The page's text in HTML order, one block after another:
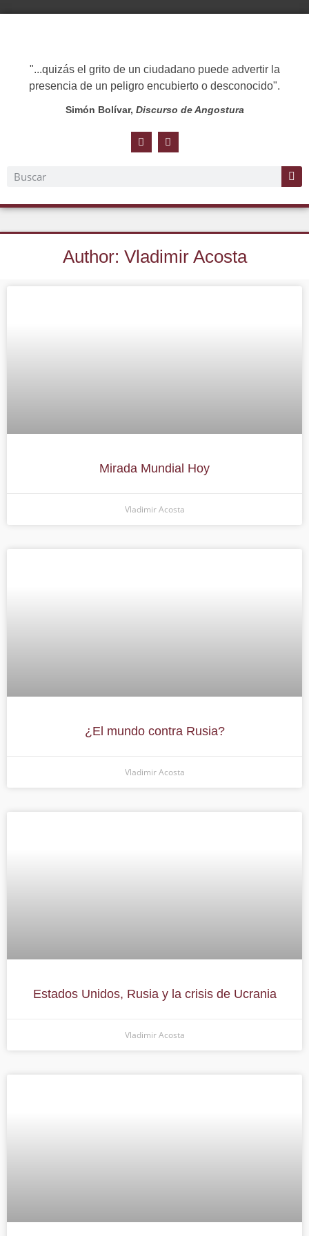
"...quizás el grito de un ciudadano puede advertir la
presencia de un peligro encubierto o desconocido".
Simón Bolívar, Discurso de Angostura
Author: Vladimir Acosta
Mirada Mundial Hoy
Vladimir Acosta
¿El mundo contra Rusia?
Vladimir Acosta
Estados Unidos, Rusia y la crisis de Ucrania
Vladimir Acosta